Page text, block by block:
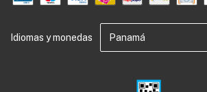
Idiomas y monedas